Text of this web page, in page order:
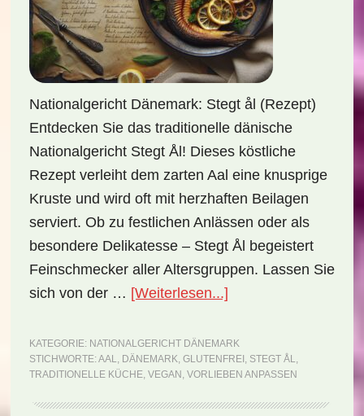
Nationalgericht Dänemark: Stegt ål (Rezept)
Entdecken Sie das traditionelle dänische
Nationalgericht Stegt Ål! Dieses köstliche
Rezept verleiht dem zarten Aal eine knusprige
Kruste und wird oft mit herzhaften Beilagen
serviert. Ob zu festlichen Anlässen oder als
besondere Delikatesse – Stegt Ål begeistert
Feinschmecker aller Altersgruppen. Lassen Sie
sich von der … [Weiterlesen...]ÜberNationalgericht
Stegt
ål
KATEGORIE: NATIONALGERICHT DÄNEMARK
STICHWORTE: AAL, DÄNEMARK, GLUTENFREI , STEGT ÅL,
TRADITIONELLE KÜCHE, VEGAN , VORLIEBEN ANPASSEN